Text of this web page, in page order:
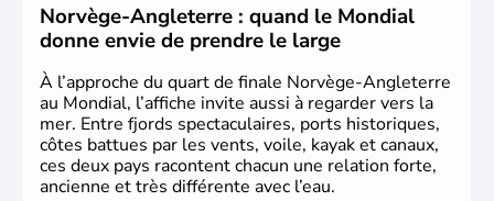
Norvège-Angleterre : quand le Mondial
donne envie de prendre le large
À l’approche du quart de finale Norvège-Angleterre
au Mondial, l’affiche invite aussi à regarder vers la
mer. Entre fjords spectaculaires, ports historiques,
côtes battues par les vents, voile, kayak et canaux,
ces deux pays racontent chacun une relation forte,
ancienne et très différente avec l’eau.